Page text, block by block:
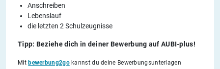
Anschreiben
Lebenslauf
die letzten 2 Schulzeugnisse
Tipp: Beziehe dich in deiner Bewerbung auf AUBI-plus!
Mit bewerbung2gokannst du deine Bewerbungsunterlagen